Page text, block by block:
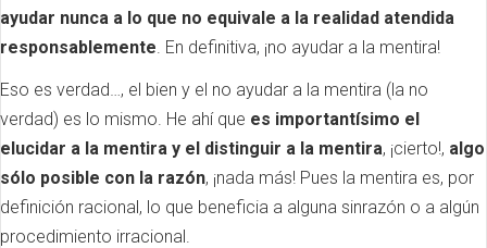
ayudar nunca a lo que no equivale a la realidad atendida
responsablemente . En definitiva, ¡no ayudar a la mentira!
Eso es verdad…, el bien y el no ayudar a la mentira (la no
verdad) es lo mismo. He ahí que es importantísimo el
elucidar a la mentira y el distinguir a la mentira, ¡cierto!, algo
sólo posible con la razón, ¡nada más! Pues la mentira es, por
definición racional, lo que beneficia a alguna sinrazón o a algún
procedimiento irracional.